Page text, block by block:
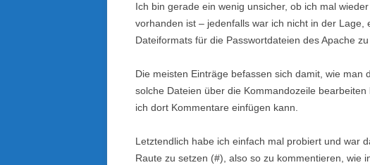
Ich bin gerade ein wenig unsicher, ob ich mal
vorhanden ist – jedenfalls war ich nicht in der
Dateiformats für die Passwortdateien des Apache zu
Die meisten Einträge befassen sich damit, wie man
solche Dateien über die Kommandozeile
ich dort Kommentare einfügen kann.
Letztendlich habe ich einfach mal probiert und war
Raute zu setzen (#), also so zu kommentieren, wie